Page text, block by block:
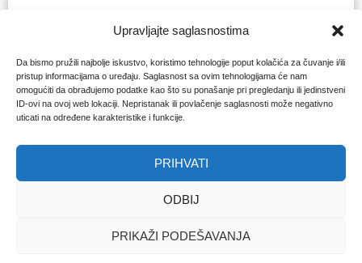
Upravljajte saglasnostima
Da bismo pružili najbolje iskustvo, koristimo tehnologije poput kolačića za čuvanje i/ili
pristup informacijama o uređaju. Saglasnost sa ovim tehnologijama će nam
omogućiti da obrađujemo podatke kao što su ponašanje pri pregledanju ili jedinstveni
ID-ovi na ovoj web lokaciji. Nepristanak ili povlačenje saglasnosti može negativno
uticati na određene karakteristike i funkcije.
PRIHVATI
ODBIJ
PRIKAŽI PODEŠAVANJA